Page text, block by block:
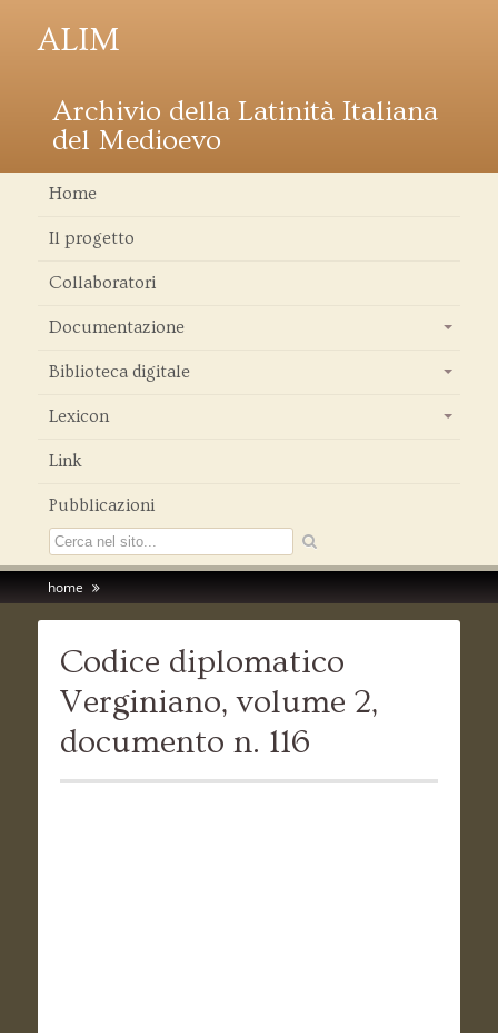
ALIM
Archivio della Latinità Italiana
del Medioevo
Home
Il progetto
Collaboratori
Documentazione
Biblioteca digitale
Lexicon
Link
Pubblicazioni
home
Codice diplomatico
Verginiano, volume 2,
documento n. 116